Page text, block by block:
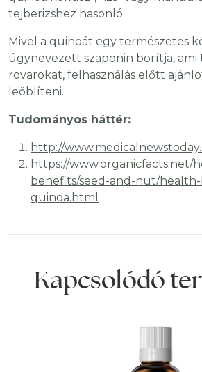
tejberizshez hasonló.
Mivel a quinoát egy természetes
úgynevezett szaponin borítja, ami
rovarokat, felhasználás előtt
leöblíteni.
Tudományos háttér:
http://
https://www.organicfacts.net/
benefits/seed-and-nut/
quinoa.html
Kapcsolódó